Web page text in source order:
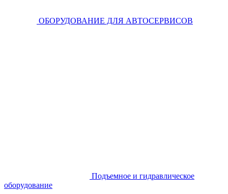
ОБОРУДОВАНИЕ ДЛЯ АВТОСЕРВИСОВ
Подъемное и гидравлическое
оборудование